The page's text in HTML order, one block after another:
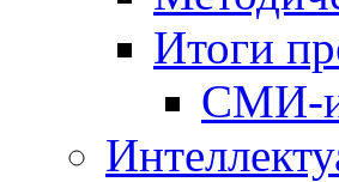
Итоги
СМИ-